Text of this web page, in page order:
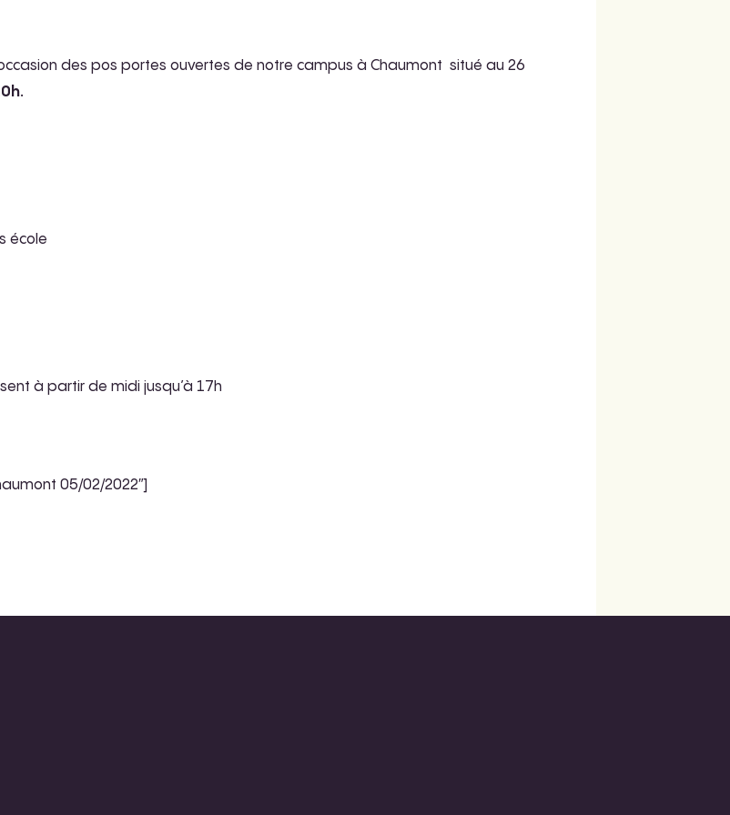
des pos portes ouvertes de notre campus à Chaumont situé au 26
école
à partir de midi jusqu’à 17h
05/02/2022″]